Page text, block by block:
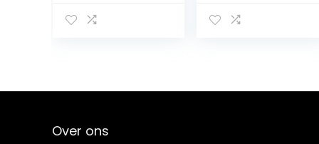
zonder boren,
er, met 4
pijpklomp, grijs
Over ons